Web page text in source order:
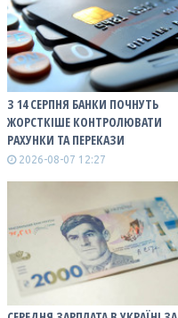
З 14 СЕРПНЯ БАНКИ ПОЧНУТЬ
ЖОРСТКІШЕ КОНТРОЛЮВАТИ
РАХУНКИ ТА ПЕРЕКАЗИ
2026-08-07 12:27